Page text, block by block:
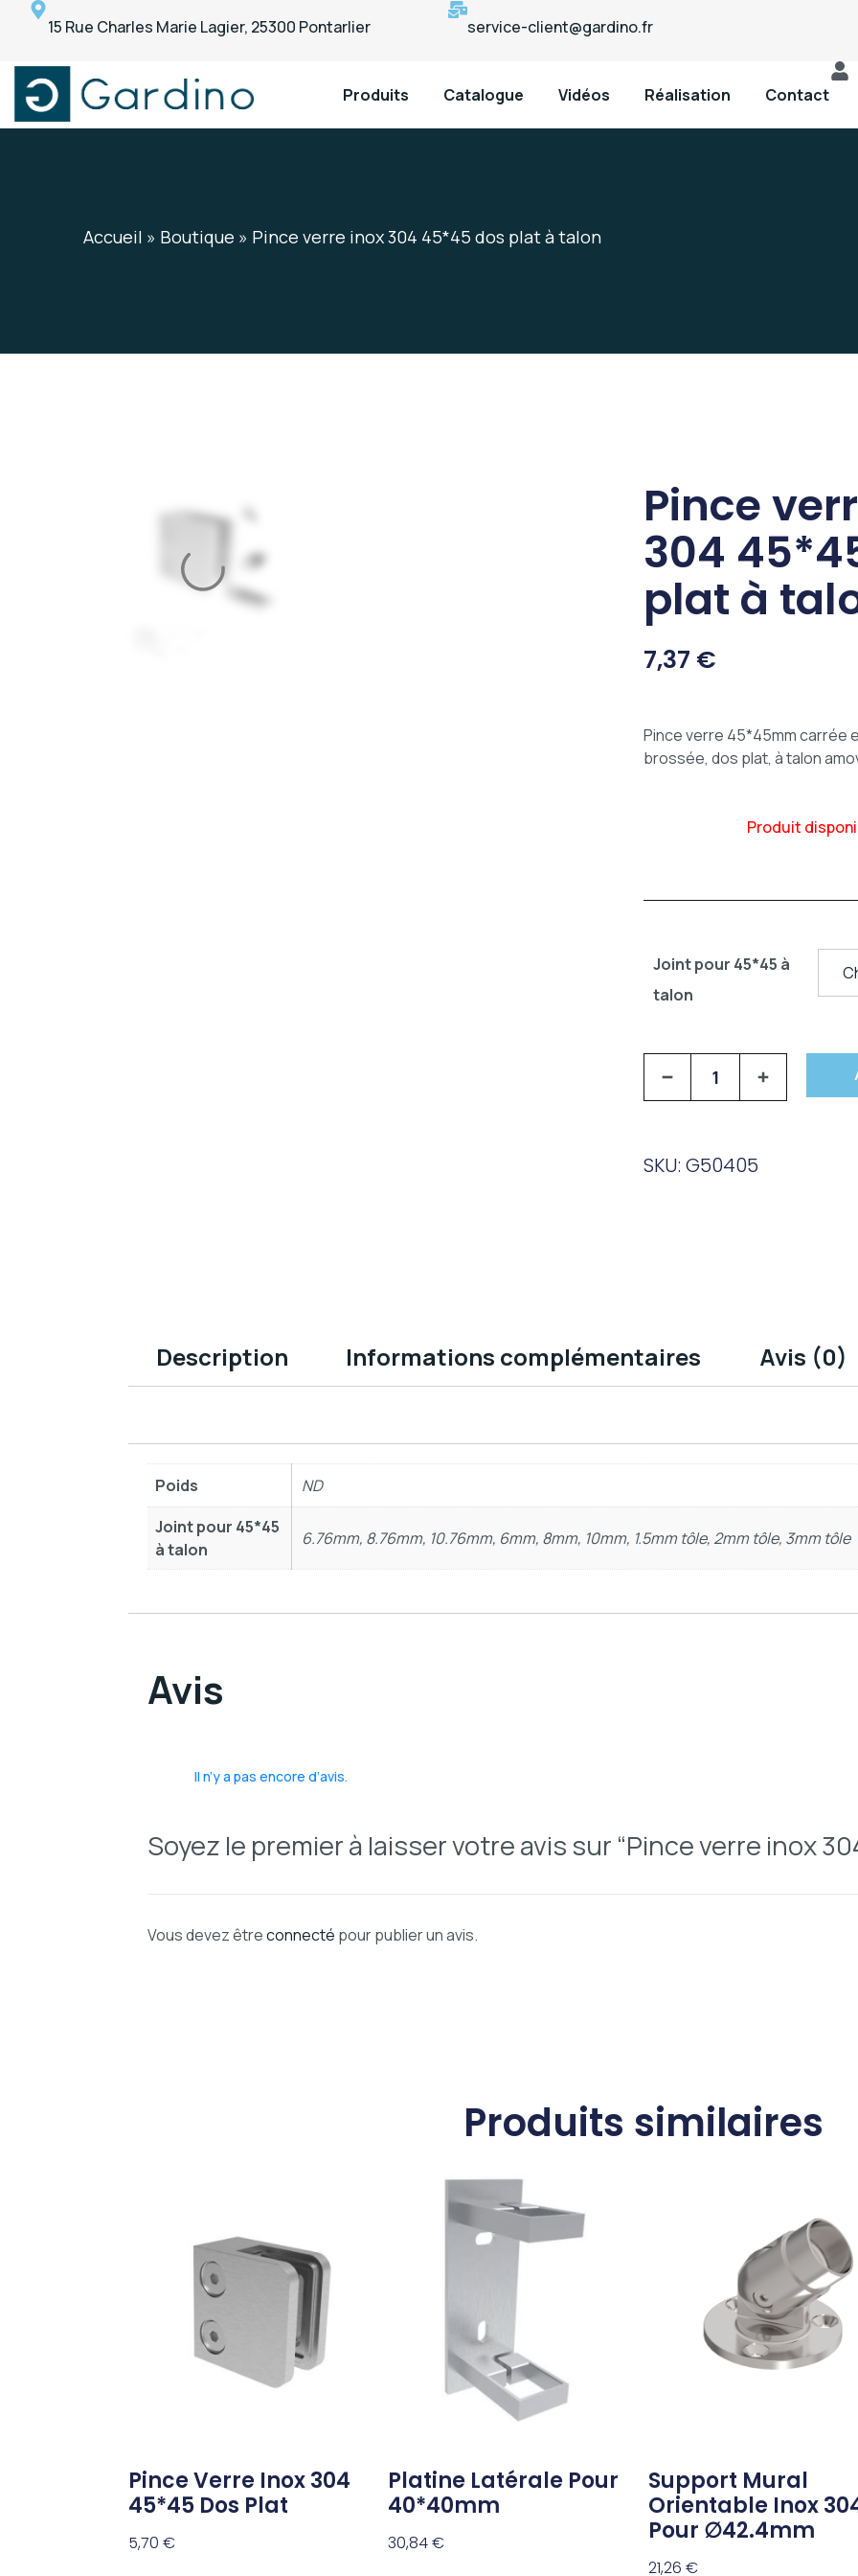
15 Rue Charles Marie Lagier, 25300 Pontarlier service-client@gardino.fr
Produits Catalogue Vidéos Réalisation Contact
Accueil » Boutique » Pince verre inox 304 45*45 dos plat à talon
Pince
304
plat à
7,37 €
Pince verre 45*45mm carrée
brossée, dos plat, à talon
Produit
Joint pour 45*45 à
talon
SKU: G50405
Description Informations complémentaires Avis (0)
Poids
ND
Joint pour 45*45
à talon
6.76mm, 8.76mm, 10.76mm, 6mm, 8mm, 10mm, 1.5mm tôle, 2mm tôle, 3mm tôle
Avis
Il n’y a pas encore d’avis.
Soyez le premier à laisser votre avis sur “Pince verre inox
Vous devez êtreconnecté pour publier un avis.
Produits similaires
Pince Verre Inox 304
45*45 Dos Plat
5,70 €
Platine Latérale Pour
40*40mm
30,84€
Support Mural
Orientable Inox
Pour ∅42.4mm
21,26 €